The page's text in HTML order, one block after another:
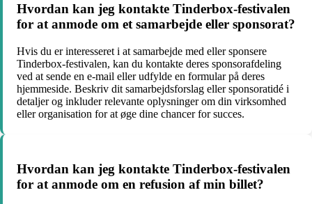
Hvordan kan jeg kontakte Tinderbox-festivalen
for at anmode om et samarbejde eller sponsorat?
Hvis du er interesseret i at samarbejde med eller sponsere
Tinderbox-festivalen, kan du kontakte deres sponsorafdeling
ved at sende en e-mail eller udfylde en formular på deres
hjemmeside. Beskriv dit samarbejdsforslag eller sponsoratidé i
detaljer og inkluder relevante oplysninger om din virksomhed
eller organisation for at øge dine chancer for succes.
Hvordan kan jeg kontakte Tinderbox-festivalen
for at anmode om en refusion af min billet?